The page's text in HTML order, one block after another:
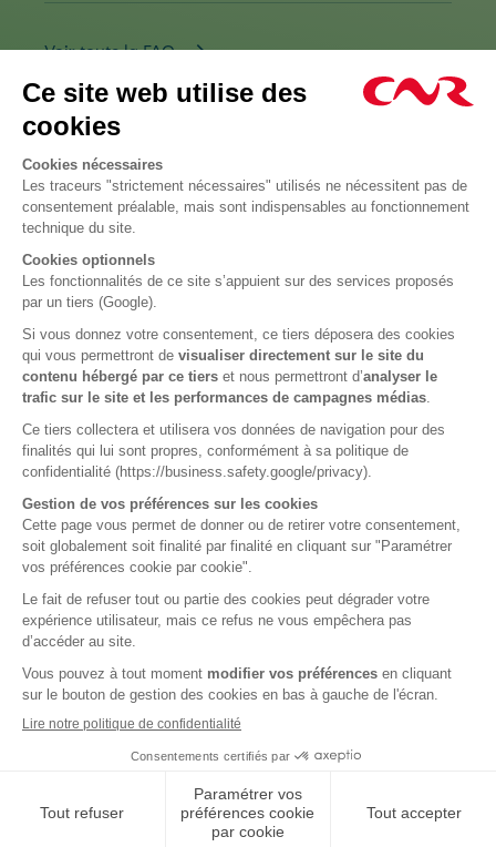
Voir toute la FAQ
Plan du site
Qui sommes-nous ?
Solaire
Éolien
Nos engagements
FAQ
Documentations
Contactez-nous
CNR © 2026
Code de conduite
Données personnelles
Utilisation des cookies
Mentions légales